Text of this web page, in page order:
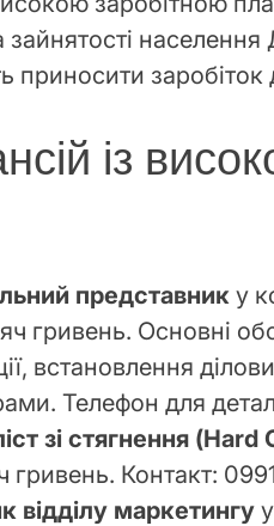
зайнятості населення
приносити
із
представник у
гривень. Основні
встановлення
Телефон для
зі стягнення
гривень. Контакт:
відділу маркетингу